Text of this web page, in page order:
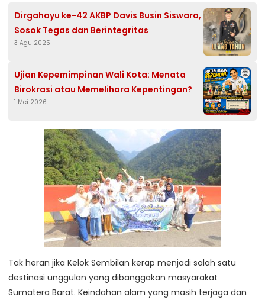
Dirgahayu ke-42 AKBP Davis Busin Siswara,
Sosok Tegas dan Berintegritas
3 Agu 2025
Ujian Kepemimpinan Wali Kota: Menata
Birokrasi atau Memelihara Kepentingan?
1 Mei 2026
Tak heran jika Kelok Sembilan kerap menjadi salah satu
destinasi unggulan yang dibanggakan masyarakat
Sumatera Barat. Keindahan alam yang masih terjaga dan